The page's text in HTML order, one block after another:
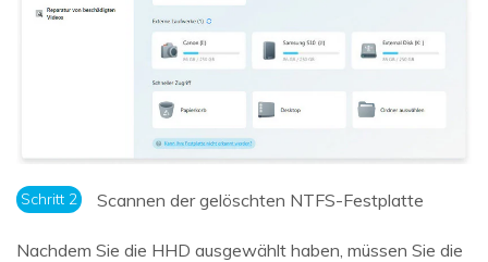
Schritt 2 Scannen der gelöschten NTFS-Festplatte
Nachdem Sie die HHD ausgewählt haben, müssen Sie die